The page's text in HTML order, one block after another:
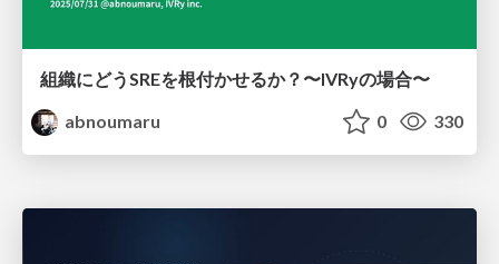
組織にどうSREを根付かせるか？〜IVRyの場合〜
abnoumaru
0 330